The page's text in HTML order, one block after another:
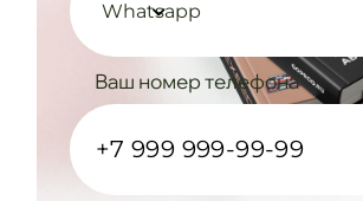
Whatsapp
Ваш номер телефона